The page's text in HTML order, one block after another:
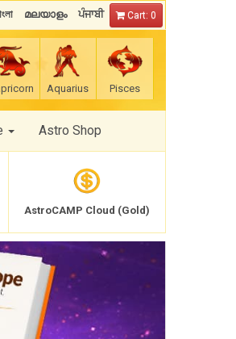
മലയാളം ਪੰਜਾਬੀ Cart: 0
Aquarius Pisces
Astro Shop
AstroCAMP Cloud (Gold)